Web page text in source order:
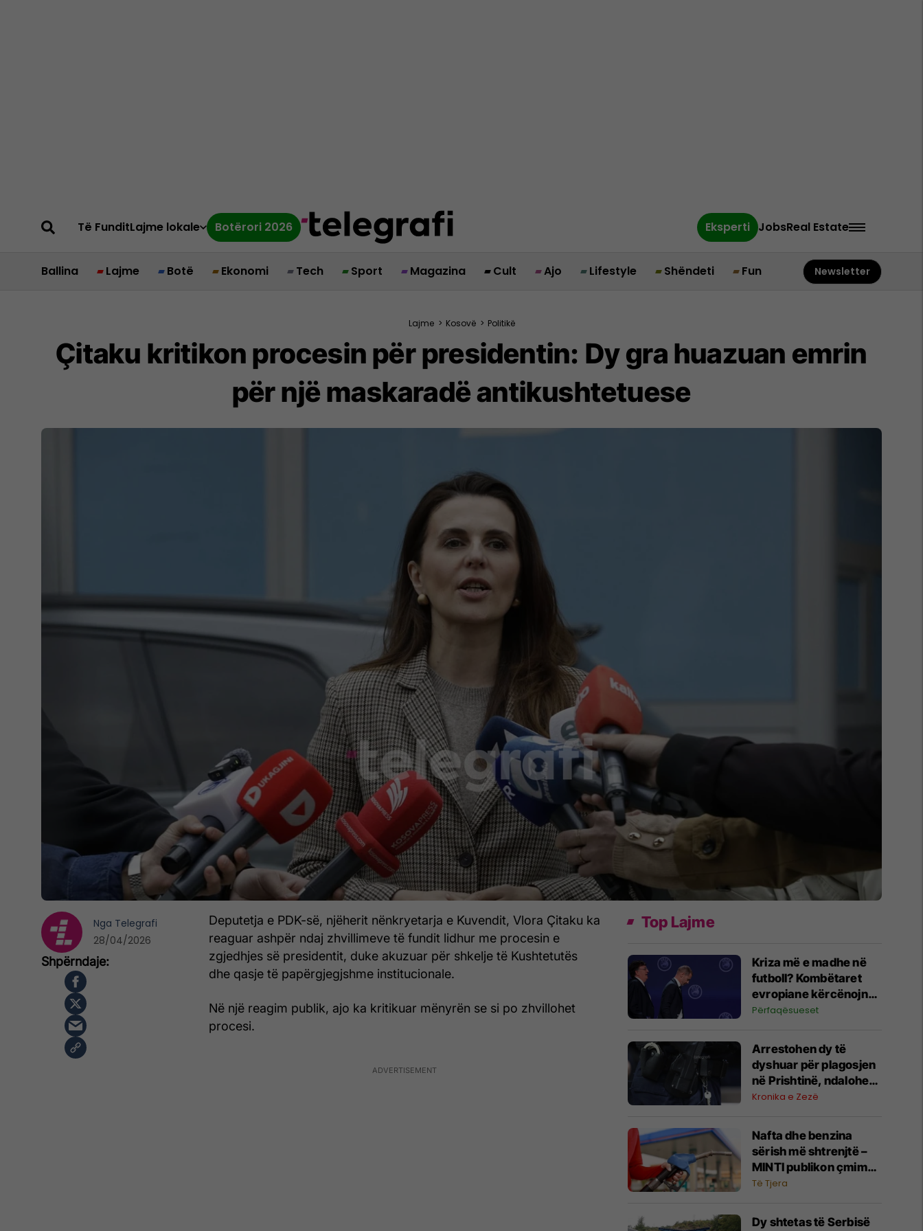
Të FunditLajme lokale Botërori 2026 Eksperti JobsReal Estate
Ballina Lajme Botë Ekonomi Tech Sport Magazina Cult Ajo Lifestyle Shëndeti Fun Newsletter
Lajme > Kosovë > Politikë
Çitaku kritikon procesin për presidentin: Dy gra huazuan emrin
për një maskaradë antikushtetuese
Deputetja e PDK-së, njëherit nënkryetarja e Kuvendit, Vlora Çitaku ka
reaguar ashpër ndaj zhvillimeve të fundit lidhur me procesin e
zgjedhjes së presidentit, duke akuzuar për shkelje të Kushtetutës
dhe qasje të papërgjegjshme institucionale.
Në një reagim publik, ajo ka kritikuar mënyrën se si po zhvillohet
procesi.
Nga Telegrafi
28/04/2026
Top Lajme
Kriza më e madhe në
futboll? Kombëtaret
evropiane kërcënojnë
me bojkot të Kupës së
Përfaqësueset
Arrestohen dy të
dyshuar për plagosjen
në Prishtinë, ndalohen
për 48 orë
Kronika e Zezë
Nafta dhe benzina
sërish më shtrenjtë –
MINTI publikon çmimet
e derivateve
Të Tjera
Dy shtetas të Serbisë